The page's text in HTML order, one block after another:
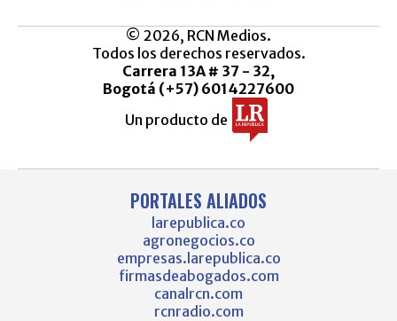
© 2026, RCN Medios.
Todos los derechos reservados.
Carrera 13A # 37 - 32,
Bogotá (+57) 6014227600
Un producto de
PORTALES ALIADOS
larepublica.co
agronegocios.co
empresas.larepublica.co
firmasdeabogados.com
canalrcn.com
rcnradio.com